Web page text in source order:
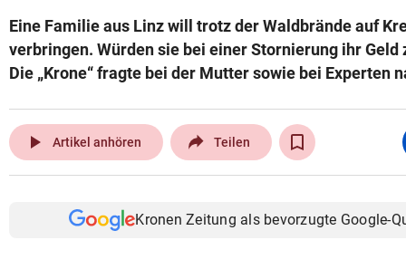
Eine Familie aus Linz will trotz der Waldbrände auf
verbringen. Würden sie bei einer Stornierung ihr
Die „Krone“ fragte bei der Mutter sowie bei Experten
play_arrow Artikel anhören Teilen
Kronen Zeitung als bevorzugte Google-